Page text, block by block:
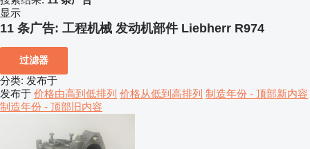
显示
11 条广告: 工程机械 发动机部件 Liebherr R974
过滤器
分类: 发布于
发布于 价格由高到低排列 价格从低到高排列 制造年份 - 顶部新内容
制造年份 - 顶部旧内容